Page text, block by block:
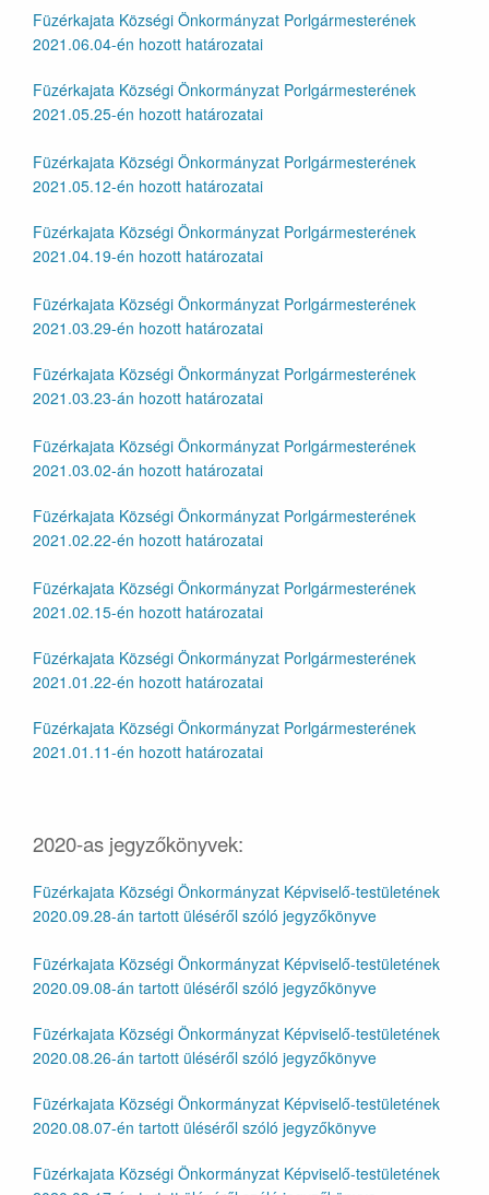
Füzérkajata Községi Önkormányzat Porlgármesterének
2021.06.04-én hozott határozatai
Füzérkajata Községi Önkormányzat Porlgármesterének
2021.05.25-én hozott határozatai
Füzérkajata Községi Önkormányzat Porlgármesterének
2021.05.12-én hozott határozatai
Füzérkajata Községi Önkormányzat Porlgármesterének
2021.04.19-én hozott határozatai
Füzérkajata Községi Önkormányzat Porlgármesterének
2021.03.29-én hozott határozatai
Füzérkajata Községi Önkormányzat Porlgármesterének
2021.03.23-án hozott határozatai
Füzérkajata Községi Önkormányzat Porlgármesterének
2021.03.02-án hozott határozatai
Füzérkajata Községi Önkormányzat Porlgármesterének
2021.02.22-én hozott határozatai
Füzérkajata Községi Önkormányzat Porlgármesterének
2021.02.15-én hozott határozatai
Füzérkajata Községi Önkormányzat Porlgármesterének
2021.01.22-én hozott határozatai
Füzérkajata Községi Önkormányzat Porlgármesterének
2021.01.11-én hozott határozatai
2020-as jegyzőkönyvek:
Füzérkajata Községi Önkormányzat Képviselő-testületének
2020.09.28-án tartott üléséről szóló jegyzőkönyve
Füzérkajata Községi Önkormányzat Képviselő-testületének
2020.09.08-án tartott üléséről szóló jegyzőkönyve
Füzérkajata Községi Önkormányzat Képviselő-testületének
2020.08.26-án tartott üléséről szóló jegyzőkönyve
Füzérkajata Községi Önkormányzat Képviselő-testületének
2020.08.07-én tartott üléséről szóló jegyzőkönyve
Füzérkajata Községi Önkormányzat Képviselő-testületének